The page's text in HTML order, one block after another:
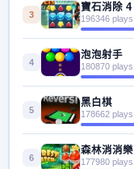
3
寶石消除 4
196346 plays
4
泡泡射手
180870 plays
5
黑白棋
178662 plays
6
森林消消樂
177980 plays